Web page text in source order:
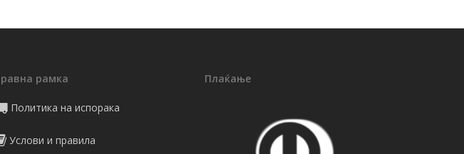
рамка
Политика на испорака
Услови и правила
Плаќање